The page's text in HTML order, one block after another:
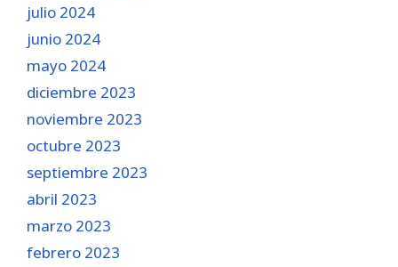
julio 2024
junio 2024
mayo 2024
diciembre 2023
noviembre 2023
octubre 2023
septiembre 2023
abril 2023
marzo 2023
febrero 2023